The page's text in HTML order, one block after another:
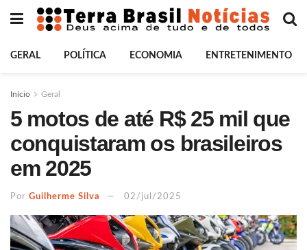
GERAL POLÍTICA ECONOMIA ENTRETENIMENTO
Início Geral
5 motos de até R$ 25 mil que
conquistaram os brasileiros
em 2025
Por Guilherme Silva 02/jul/2025